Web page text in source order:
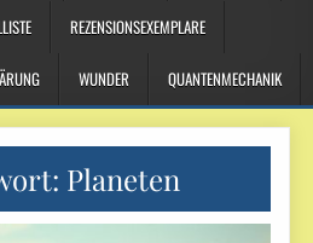
REZENSIONSEXEMPLARE
WUNDER QUANTENMECHANIK
Planeten